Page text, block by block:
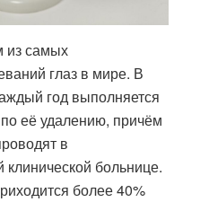
из самых
глаз в мире. В
год выполняется
её удалению, причём
в
больнице.
более 40%